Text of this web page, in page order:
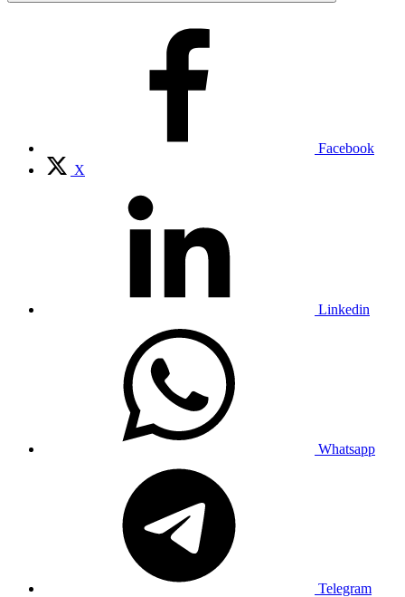
Facebook
X
Linkedin
Whatsapp
Telegram